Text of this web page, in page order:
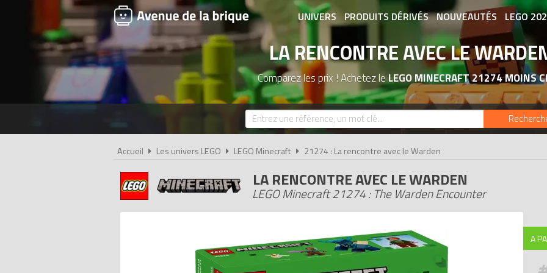
UNIVERS PRODUITS DÉRIVÉS NOUVEAUTÉS LEGO
ASSOCIATIONS DE FANS EXPOSITIONS
LA RENCONTRE AVEC LE
Comparez les prix ! Achetez leLEGO MINECRAFT 21274 MOINS
Accueil Les univers LEGO LEGO Minecraft 21274 : La rencontre avec le Warden
LA RENCONTRE AVEC LE WARDEN
LEGO Minecraft 21274 : The Warden Encounter
A